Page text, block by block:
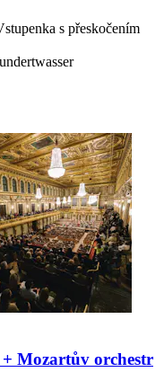
s přeskočením
Mozartův orchestr